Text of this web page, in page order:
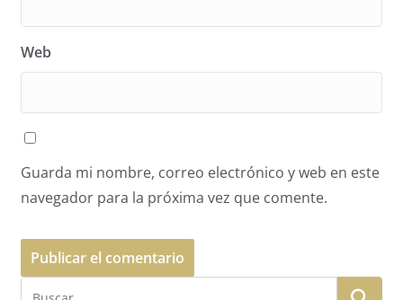
Web
Guarda mi nombre, correo electrónico y web en este
navegador para la próxima vez que comente.